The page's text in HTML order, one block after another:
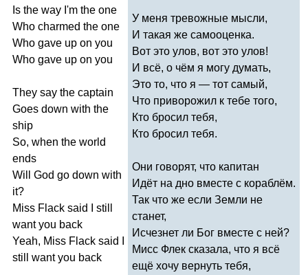
Is the way I'm the one
Who charmed the one
Who gave up on you
Who gave up on you
They say the captain
Goes down with the
ship
So, when the world
ends
Will
God go down with
it?
Miss Flack said
still
want you back
Yeah, Miss Flack said
still
want you back
У меня тревожные мысли,
И такая же самооценка.
Вот это улов, вот это улов!
И всё, о чём я могу думать,
Это то, что я — тот самый,
Что приворожил к тебе того,
Кто бросил тебя,
Кто бросил тебя.
Они говорят, что капитан
Идёт на дно вместе с кораблём.
Так что же если Земли не
станет,
Исчезнет ли Бог вместе с ней?
Мисс Флек сказала, что я всё
ещё хочу вернуть тебя,